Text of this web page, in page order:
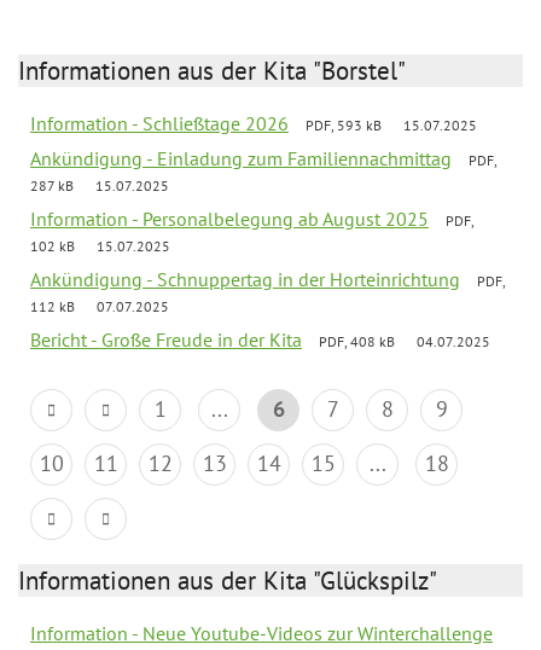
Informationen aus der Kita "Borstel"
Information - Schließtage 2026 PDF, 593 kB 15.07.2025
Ankündigung - Einladung zum Familiennachmittag
PDF,
287 kB
15.07.2025
Information - Personalbelegung ab August 2025
PDF,
102 kB
15.07.2025
Ankündigung - Schnuppertag in der Horteinrichtung
PDF,
112 kB
07.07.2025
Bericht - Große Freude in der Kita PDF, 408 kB 04.07.2025
1 ... 6 7 8
9
10
11 12 13 14 15 ... 18
Informationen aus der Kita "Glückspilz"
Information - Neue Youtube-Videos zur Winterchallenge